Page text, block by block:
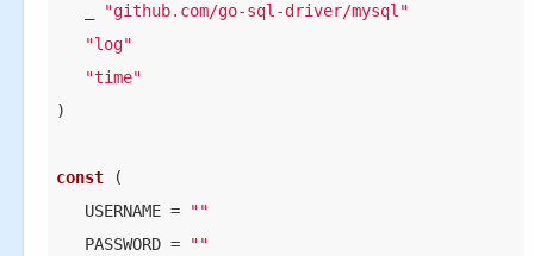
"github.com/go-sql-driver/mysql"
"log"
"time"
)
const (
USERNAME =
""
PASSWORD =
""